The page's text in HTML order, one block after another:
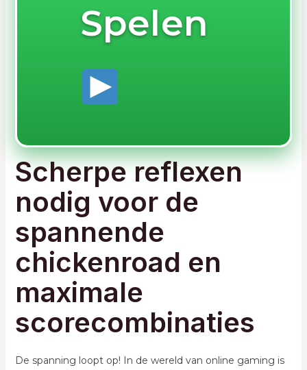
Spelen
Scherpe reflexen
nodig voor de
spannende
chickenroad en
maximale
scorecombinaties
De spanning loopt op! In de wereld van online gaming is